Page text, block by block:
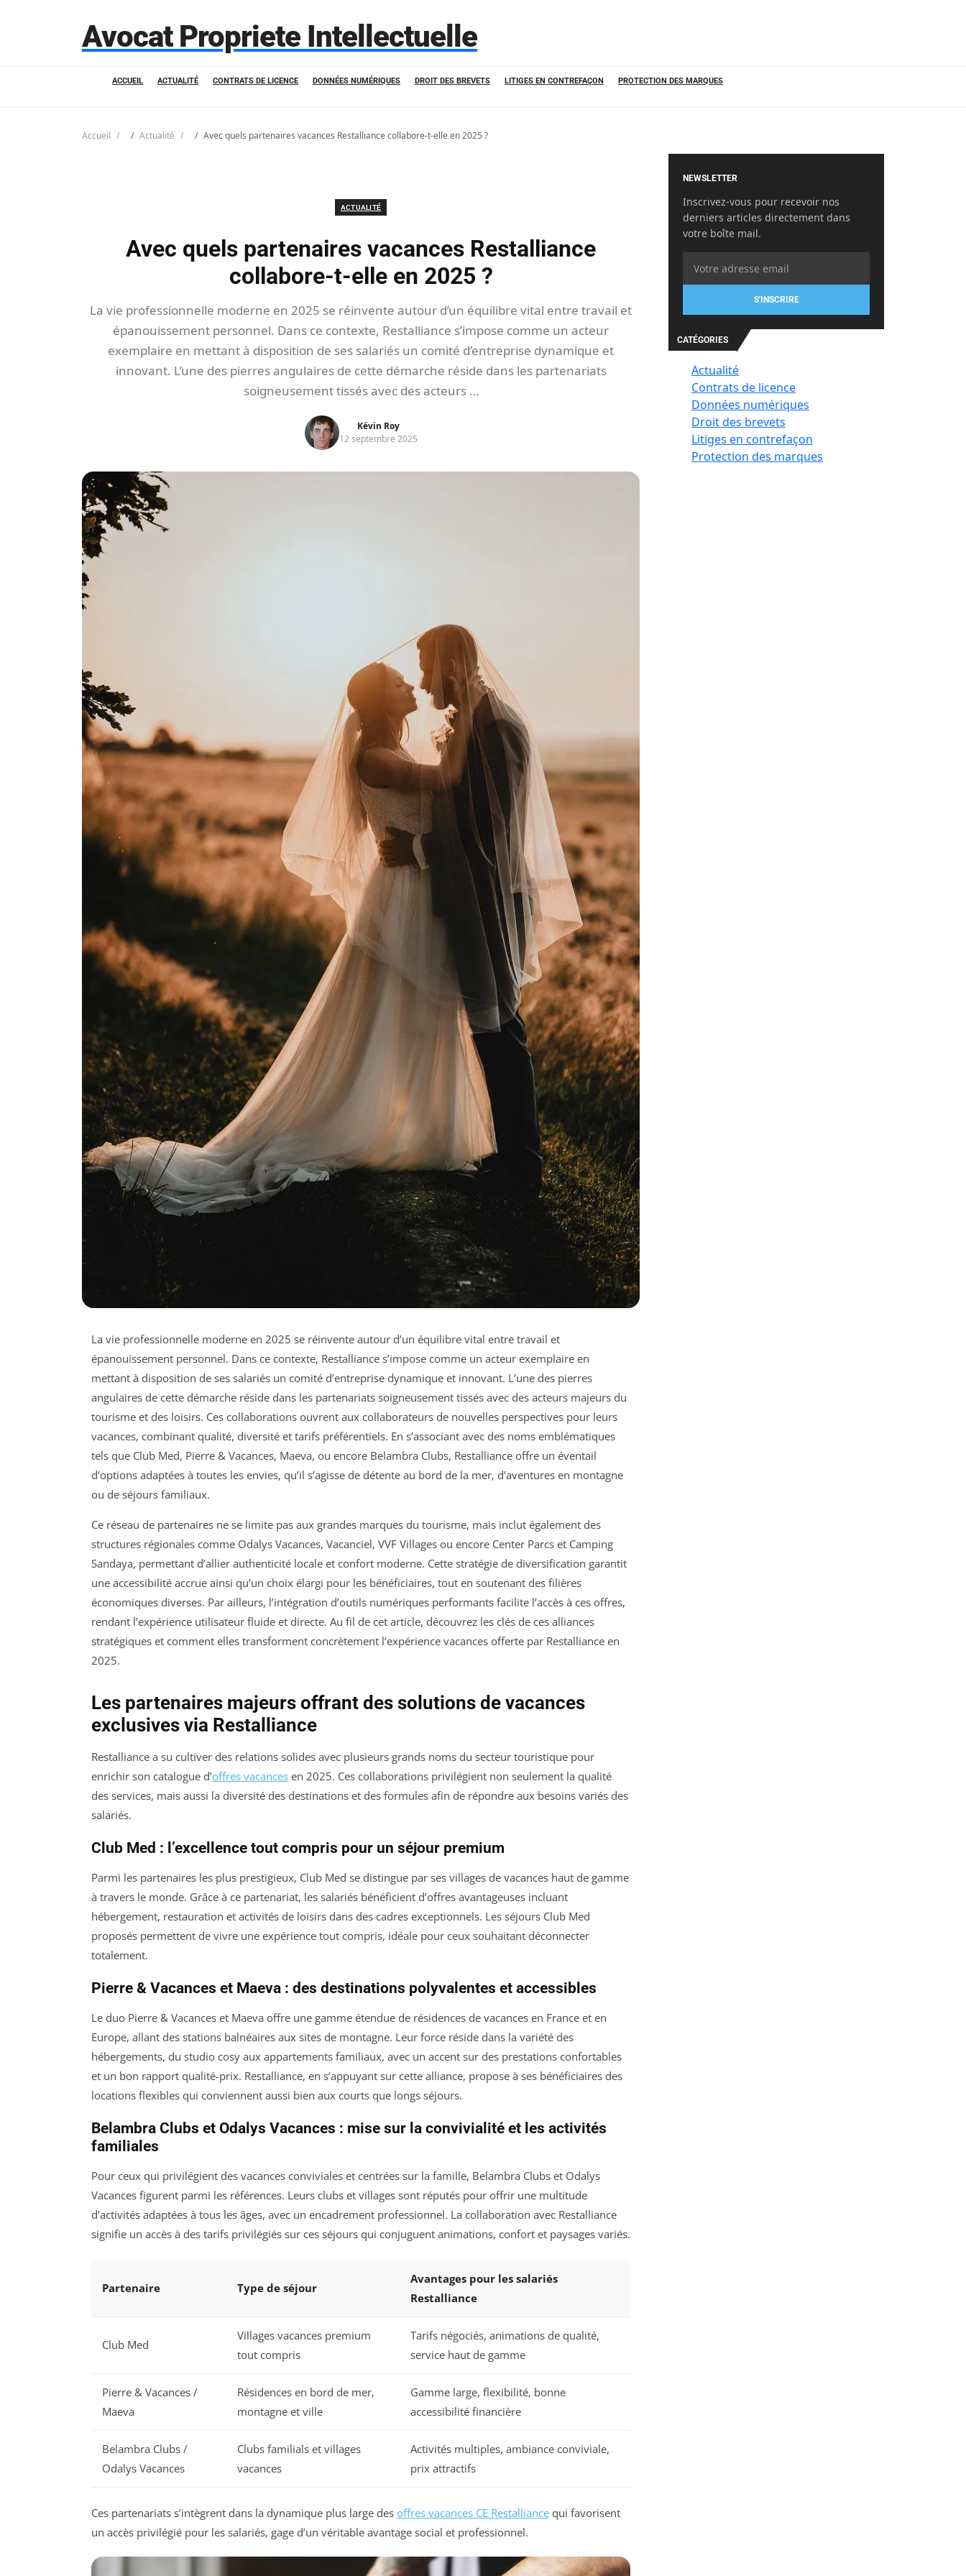
Avocat Propriete Intellectuelle
ACCUEIL ACTUALITÉ CONTRATS DE LICENCE DONNÉES NUMÉRIQUES DROIT DES BREVETS LITIGES EN CONTREFAÇON PROTECTION DES MARQUES
Accueil Actualité Avec quels partenaires vacances Restalliance collabore-t-elle en 2025 ?
ACTUALITÉ
Avec quels partenaires vacances Restalliance
collabore-t-elle en 2025 ?
La vie professionnelle moderne en 2025 se réinvente autour d’un équilibre vital entre travail et
épanouissement personnel. Dans ce contexte, Restalliance s’impose comme un acteur
exemplaire en mettant à disposition de ses salariés un comité d’entreprise dynamique et
innovant. L’une des pierres angulaires de cette démarche réside dans les partenariats
soigneusement tissés avec des acteurs …
Kévin Roy
12 septembre 2025
La vie professionnelle moderne en 2025 se réinvente autour d’un équilibre vital entre travail et
épanouissement personnel. Dans ce contexte, Restalliance s’impose comme un acteur exemplaire en
mettant à disposition de ses salariés un comité d’entreprise dynamique et innovant. L’une des pierres
angulaires de cette démarche réside dans les partenariats soigneusement tissés avec des acteurs majeurs du
tourisme et des loisirs. Ces collaborations ouvrent aux collaborateurs de nouvelles perspectives pour leurs
vacances, combinant qualité, diversité et tarifs préférentiels. En s’associant avec des noms emblématiques
tels que Club Med, Pierre & Vacances, Maeva, ou encore Belambra Clubs, Restalliance offre un éventail
d’options adaptées à toutes les envies, qu’il s’agisse de détente au bord de la mer, d’aventures en montagne
ou de séjours familiaux.
Ce réseau de partenaires ne se limite pas aux grandes marques du tourisme, mais inclut également des
structures régionales comme Odalys Vacances, Vacanciel, VVF Villages ou encore Center Parcs et Camping
Sandaya, permettant d’allier authenticité locale et confort moderne. Cette stratégie de diversification garantit
une accessibilité accrue ainsi qu’un choix élargi pour les bénéficiaires, tout en soutenant des filières
économiques diverses. Par ailleurs, l’intégration d’outils numériques performants facilite l’accès à ces offres,
rendant l’expérience utilisateur fluide et directe. Au fil de cet article, découvrez les clés de ces alliances
stratégiques et comment elles transforment concrètement l’expérience vacances offerte par Restalliance en
2025.
Les partenaires majeurs offrant des solutions de vacances
exclusives via Restalliance
Restalliance a su cultiver des relations solides avec plusieurs grands noms du secteur touristique pour
enrichir son catalogue d’offres vacances en 2025. Ces collaborations privilégient non seulement la qualité
des services, mais aussi la diversité des destinations et des formules afin de répondre aux besoins variés des
salariés.
Club Med : l’excellence tout compris pour un séjour premium
Parmi les partenaires les plus prestigieux, Club Med se distingue par ses villages de vacances haut de gamme
à travers le monde. Grâce à ce partenariat, les salariés bénéficient d’offres avantageuses incluant
hébergement, restauration et activités de loisirs dans des cadres exceptionnels. Les séjours Club Med
proposés permettent de vivre une expérience tout compris, idéale pour ceux souhaitant déconnecter
totalement.
Pierre & Vacances et Maeva : des destinations polyvalentes et accessibles
Le duo Pierre & Vacances et Maeva offre une gamme étendue de résidences de vacances en France et en
Europe, allant des stations balnéaires aux sites de montagne. Leur force réside dans la variété des
hébergements, du studio cosy aux appartements familiaux, avec un accent sur des prestations confortables
et un bon rapport qualité-prix. Restalliance, en s’appuyant sur cette alliance, propose à ses bénéficiaires des
locations flexibles qui conviennent aussi bien aux courts que longs séjours.
Belambra Clubs et Odalys Vacances : mise sur la convivialité et les activités
familiales
Pour ceux qui privilégient des vacances conviviales et centrées sur la famille, Belambra Clubs et Odalys
Vacances figurent parmi les références. Leurs clubs et villages sont réputés pour offrir une multitude
d’activités adaptées à tous les âges, avec un encadrement professionnel. La collaboration avec Restalliance
signifie un accès à des tarifs privilégiés sur ces séjours qui conjuguent animations, confort et paysages variés.
Partenaire Type de séjour
Avantages pour les salariés
Restalliance
Club Med
Villages vacances premium
tout compris
Tarifs négociés, animations de qualité,
service haut de gamme
Pierre & Vacances /
Maeva
Résidences en bord de mer,
montagne et ville
Gamme large, flexibilité, bonne
accessibilité financière
Belambra Clubs /
Odalys Vacances
Clubs familials et villages
vacances
Activités multiples, ambiance conviviale,
prix attractifs
Ces partenariats s’intègrent dans la dynamique plus large des offres vacances CE Restalliance qui favorisent
un accès privilégié pour les salariés, gage d’un véritable avantage social et professionnel.
NEWSLETTER
Inscrivez-vous pour recevoir nos
derniers articles directement dans
votre boîte mail.
S'INSCRIRE
CATÉGORIES
Actualité
Contrats de licence
Données numériques
Droit des brevets
Litiges en contrefaçon
Protection des marques